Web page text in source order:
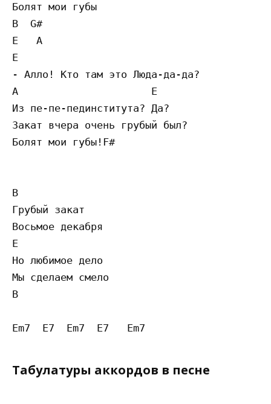
Болят мои губы
B  G#
E   A
E
- Алло! Кто там это Люда-да-да?
A                      E
Из пе-пе-пединститута? Да?
Закат вчера очень грубый был?
Болят мои губы!F#
B
Грубый закат
Восьмое декабря
E
Но любимое дело
Мы сделаем смело
B
Табулатуры аккордов в песне